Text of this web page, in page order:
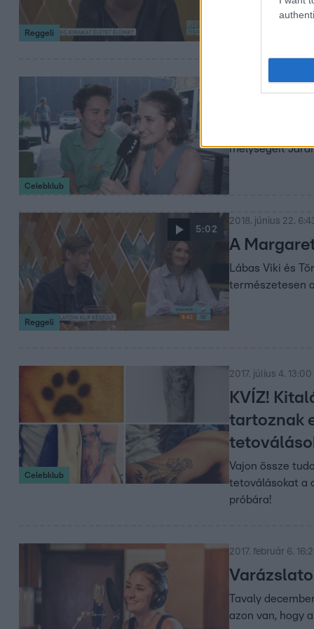
Reggeli
Celebklub
2018. június 26.
Ma már indul a
mélységeit
5:02
Reggeli
2018. június 22.
A
Lábas Viki és
természetesen
Celebklub
2017. július 4. 13:00
KVÍZ!
tartoznak
Vajon össze
tetoválásokat a
próbára!
2017. február 6.
Tavaly
azon van, hogy